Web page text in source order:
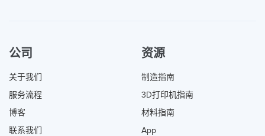
公司
关于我们
服务流程
博客
联系我们
资源
制造指南
3D打印机指南
材料指南
App